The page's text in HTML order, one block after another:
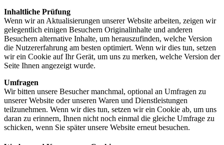
Inhaltliche Prüfung
Wenn wir an Aktualisierungen unserer Website arbeiten, zeigen wir
gelegentlich einigen Besuchern Originalinhalte und anderen
Besuchern alternative Inhalte, um herauszufinden, welche Version
die Nutzererfahrung am besten optimiert. Wenn wir dies tun, setzen
wir ein Cookie auf Ihr Gerät, um uns zu merken, welche Version der
Seite Ihnen angezeigt wurde.
Umfragen
Wir bitten unsere Besucher manchmal, optional an Umfragen zu
unserer Website oder unseren Waren und Dienstleistungen
teilzunehmen. Wenn wir dies tun, setzen wir ein Cookie ab, um uns
daran zu erinnern, Ihnen nicht noch einmal die gleiche Umfrage zu
schicken, wenn Sie später unsere Website erneut besuchen.